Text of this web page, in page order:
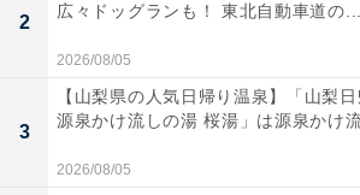
リールつきフラグメントケース
今回の付録は、スヌーピーでおなじ
トラディショナルブランドの
2
広々ドッグランも！ 東北自動車道の...
2026/08/05
3
【山梨県の人気日帰り温泉】「山梨
源泉かけ流しの湯 桜湯」は源泉かけ流
2026/08/05